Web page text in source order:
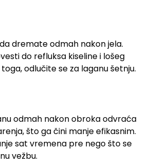
dremate odmah nakon jela.
do refluksa kiseline i lošeg
odlučite se za laganu šetnju.
odmah nakon obroka odvraća
što ga čini manje efikasnim.
sat vremena pre nego što se
vežbu.